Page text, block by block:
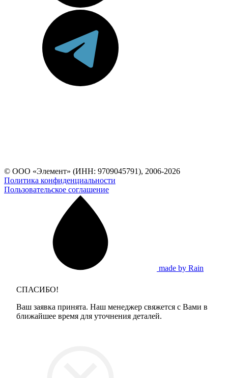
© ООО «Элемент» (ИНН: 9709045791), 2006-2026
Политика конфиденциальности
Пользовательское соглашение
made by Rain
СПАСИБО!
Ваш заявка принята. Наш менеджер свяжется с Вами в
ближайшее время для уточнения деталей.